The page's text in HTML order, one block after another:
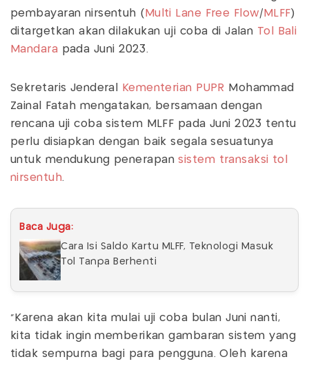
pembayaran nirsentuh ( Multi Lane Free Flow/ MLFF)
ditargetkan akan dilakukan uji coba di Jalan Tol Bali
Mandara pada Juni 2023.
Sekretaris Jenderal Kementerian PUPR
Mohammad
Zainal Fatah mengatakan, bersamaan dengan
rencana uji coba sistem MLFF pada Juni 2023 tentu
perlu disiapkan dengan baik segala sesuatunya
untuk mendukung penerapansistem transaksi tol
nirsentuh.
Baca Juga:
Cara Isi Saldo Kartu MLFF, Teknologi Masuk
Tol Tanpa Berhenti
"Karena akan kita mulai uji coba bulan Juni nanti,
kita tidak ingin memberikan gambaran sistem yang
tidak sempurna bagi para pengguna. Oleh karena